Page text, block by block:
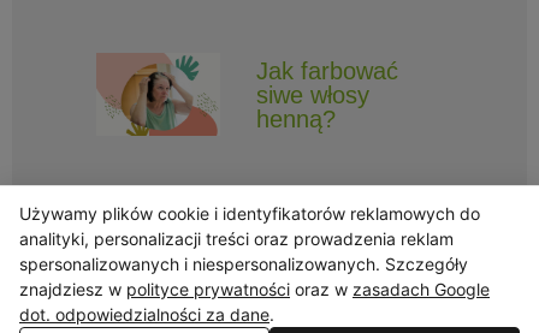
Jak farbować
siwe włosy
henną?
Obserwuj Triny, by nie ominęły Cię najlepsze promocje i informacje
o nowościach.
Używamy plików cookie i identyfikatorów reklamowych do
analityki, personalizacji treści oraz prowadzenia reklam
spersonalizowanych i niespersonalizowanych. Szczegóły
znajdziesz w polityce prywatności oraz w zasadach Google
dot. odpowiedzialności za dane.